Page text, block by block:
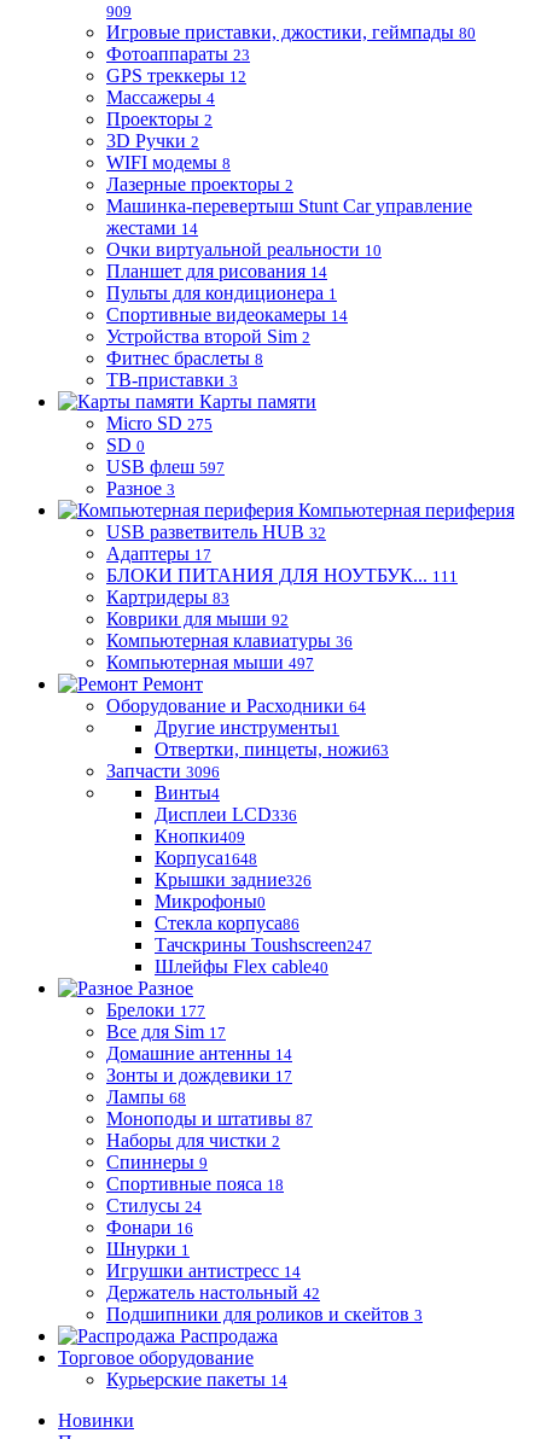
909
Игровые приставки, джостики, геймпады 80
Фотоаппараты 23
GPS треккеры 12
Массажеры 4
Проекторы 2
3D Ручки 2
WIFI модемы 8
Лазерные проекторы 2
Машинка-перевертыш Stunt Car управление
жестами 14
Очки виртуальной реальности 10
Планшет для рисования 14
Пульты для кондиционера 1
Спортивные видеокамеры 14
Устройства второй Sim 2
Фитнес браслеты 8
ТВ-приставки 3
Карты памяти
Micro SD 275
SD 0
USB флеш 597
Разное 3
Компьютерная периферия
USB разветвитель HUB 32
Адаптеры 17
БЛОКИ ПИТАНИЯ ДЛЯ НОУТБУК... 111
Картридеры 83
Коврики для мыши 92
Компьютерная клавиатуры 36
Компьютерная мыши 497
Ремонт
Оборудование и Расходники 64
Другие инструменты1
Отвертки, пинцеты, ножи63
Запчасти 3096
Винты4
Дисплеи LCD336
Кнопки409
Корпуса1648
Крышки задние326
Микрофоны0
Стекла корпуса86
Тачскрины Toushscreen247
Шлейфы Flex cable40
Разное
Брелоки 177
Все для Sim 17
Домашние антенны 14
Зонты и дождевики 17
Лампы 68
Моноподы и штативы 87
Наборы для чистки 2
Спиннеры 9
Спортивные пояса 18
Стилусы 24
Фонари 16
Шнурки 1
Игрушки антистресс 14
Держатель настольный 42
Подшипники для роликов и скейтов 3
Распродажа
Торговое оборудование
Курьерские пакеты 14
Новинки